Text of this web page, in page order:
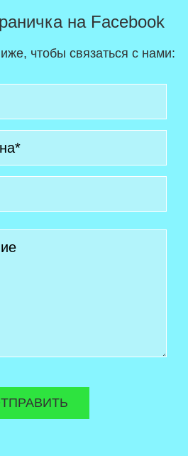
на Facebook
чтобы связаться с нами: